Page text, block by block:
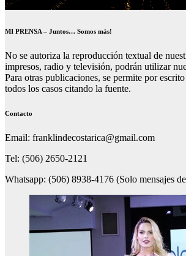
MI PRENSA – Juntos… Somos más!
No se autoriza la reproducción textual de
impresos, radio y televisión, podrán utilizar
Para otras publicaciones, se permite por
todos los casos citando la fuente.
Contacto
Email: franklindecostarica@gmail.com
Tel: (506) 2650-2121
Whatsapp: (506) 8938-4176 (Solo mensajes